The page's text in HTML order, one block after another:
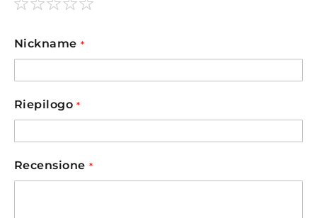
star
stars
stars
stars
stars
Nickname
Riepilogo
Recensione